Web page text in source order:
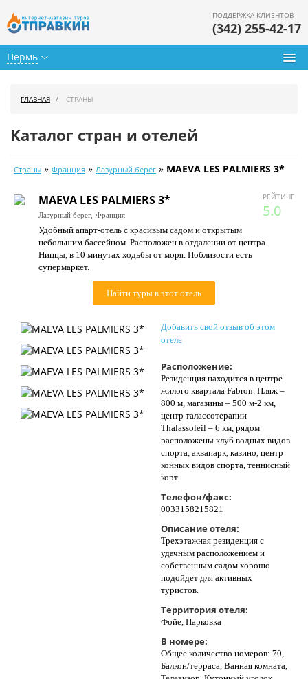
Пермь
ПОДДЕРЖКА КЛИЕНТОВ
(342) 255-42-17
Календарь туров
Цены дня
Страны
Как купить
Контакты
ГЛАВНАЯ СТРАНЫ
Каталог стран и отелей
Страны » Франция » Лазурный берег » MAEVA LES PALMIERS 3*
РЕЙТИНГ
5.0
MAEVA LES PALMIERS 3*
Лазурный берег, Франция
Удобный апарт-отель с красивым садом и открытым
небольшим бассейном. Расположен в отдалении от центра
Ниццы, в 10 минутах ходьбы от моря. Поблизости есть
супермаркет.
Найти туры в этот отель
Добавить свой отзыв об этом
отеле
Расположение:
Резиденция находится в центре
жилого квартала Fabron. Пляж –
800 м, магазины – 500 м-2 км,
центр талассотерапии
Thalassoleil – 6 км, рядом
расположены клуб водных видов
спорта, аквапарк, казино, центр
конных видов спорта, теннисный
корт.
Телефон/факс:
0033158215821
Описание отеля:
Трехэтажная резиденция с
удачным расположением и
собственным садом хорошо
подойдет для активных
туристов.
Территория отеля:
Фойе, Парковка
В номере:
Общее количество номеров: 70,
Балкон/терраса, Ванная комната,